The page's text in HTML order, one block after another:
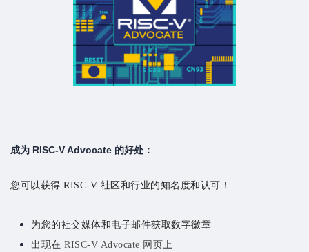
成为 RISC-V Advocate 的好处：
您可以获得 RISC-V 社区和行业的知名度和认可！
为您的社交媒体和电子邮件获取数字徽章
出现在 RISC-V Advocate 网页 上